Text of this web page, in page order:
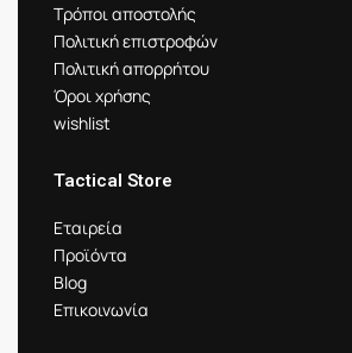
Τρόποι αποστολής
Πολιτική επιστροφών
Πολιτική απορρήτου
Όροι χρήσης
wishlist
Tactical Store
Εταιρεία
Προϊόντα
Blog
Επικοινωνία